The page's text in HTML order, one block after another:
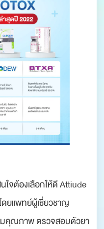
ใจต้องเลือกให้ดี Attiude
ดยแพทย์ผู้เชี่ยวชาญ
มคุณภาพ ตรวจสอบตัวยา